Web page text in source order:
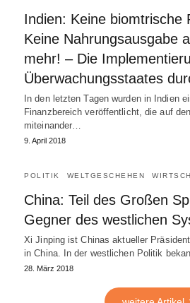
Indien: Keine biomtrische
Keine Nahrungsausgabe
mehr! – Die
Überwachungsstaates
In den letzten Tagen wurden in Indien
Finanzbereich veröffentlicht, die auf
miteinander…
9. April 2018
POLITIK WELTGESCHEHEN
China: Teil des Großen
Gegner des westlichen
Xi Jinping ist Chinas aktueller
in China. In der westlichen Politik
28. März 2018